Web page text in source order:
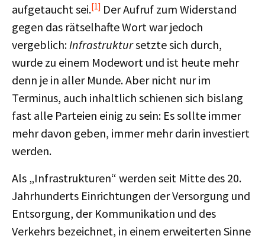
aufgetaucht sei.[1] Der Aufruf zum Widerstand
gegen das rätselhafte Wort war jedoch
vergeblich:Infrastruktursetzte sich durch,
wurde zu einem Modewort und ist heute mehr
denn je in aller Munde. Aber nicht nur im
Terminus, auch inhaltlich schienen sich bislang
fast alle Parteien einig zu sein: Es sollte immer
mehr davon geben, immer mehr darin investiert
werden.
Als „Infrastrukturen“ werden seit Mitte des 20.
Jahrhunderts Einrichtungen der Versorgung und
Entsorgung, der Kommunikation und des
Verkehrs bezeichnet, in einem erweiterten Sinne